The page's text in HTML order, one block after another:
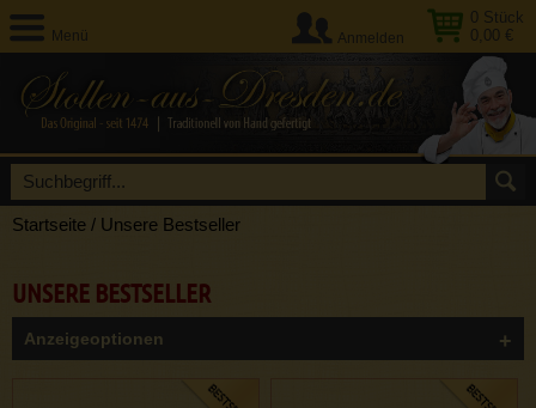
Menü
0 Stück
0,00 €
Anmelden
Startseite / Unsere Bestseller
UNSERE BESTSELLER
Anzeigeoptionen